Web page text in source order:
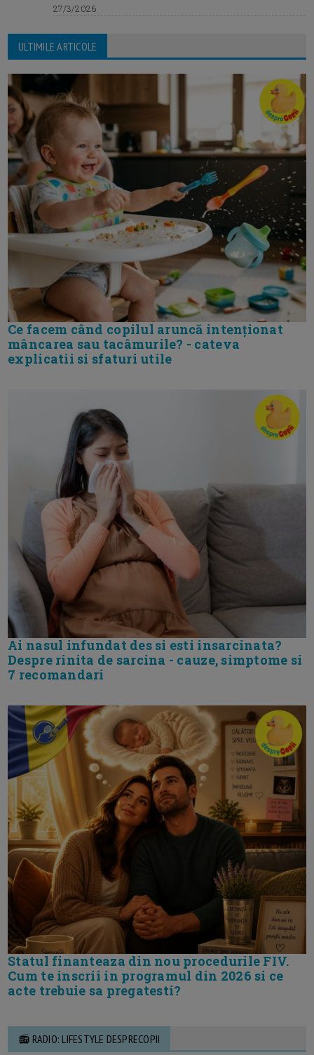
27/3/2026
ULTIMILE ARTICOLE
Ce facem când copilul aruncă intenționat
mâncarea sau tacâmurile? - cateva
explicatii si sfaturi utile
Ai nasul infundat des si esti insarcinata?
Despre rinita de sarcina - cauze, simptome si
7 recomandari
Statul finanteaza din nou procedurile FIV.
Cum te inscrii in programul din 2026 si ce
acte trebuie sa pregatesti?
📻 RADIO: LIFESTYLE DESPRECOPII